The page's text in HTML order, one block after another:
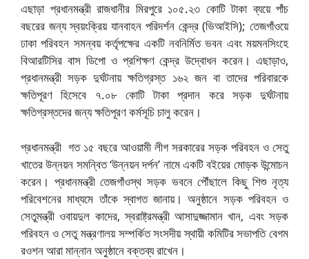
এছাড়া প্রধানমন্ত্রী রাজধানীর মিরপুরে ১০৫.২৩ কোটি টাকা ব্যয়ে পাঁচ
বছরের জন্য স্বয়ংক্রিয় যানবাহন পরিদর্শন কেন্দ্র (ভিআইসি); তেজগাঁওয়ে
ঢাকা পরিবহন সমন্বয় কর্তৃপক্ষের একটি নবনির্মিত ভবন এবং ময়মনসিংহে
বিআরটিসির বাস ডিপো ও প্রশিক্ষণ কেন্দ্র উদ্বোধন করেন। এছাড়াও,
প্রধানমন্ত্রী সড়ক দুর্ঘটনায় ক্ষতিগ্রস্ত ১৬২ জন বা তাদের পরিবারকে
ক্ষতিপূরণ হিসেবে ৭.০৮ কোটি টাকা প্রদান করে সড়ক দুর্ঘটনায়
ক্ষতিগ্রস্তদের জন্য ক্ষতিপূরণ কর্মসূচি চালু করেন।
প্রধানমন্ত্রী গত ১৫ বছরে আওয়ামী লীগ সরকারের সড়ক পরিবহন ও সেতু
খাতের উন্নয়ন সমন্বিত ‘উন্নয়ন দর্পন’ নামে একটি বইয়ের মোড়ক উন্মোচন
করেন। প্রধানমন্ত্রী তেজগাঁওস্থ সড়ক ভবনে পৌঁছালে কিছু শিশু নৃত্য
পরিবেশনের মাধ্যমে তাঁকে স্বাগত জানায়। অনুষ্ঠানে সড়ক পরিবহন ও
সেতুমন্ত্রী ওবায়দুল কাদের, স্বরাষ্ট্রমন্ত্রী আসাদুজ্জামান খান, এবং সড়ক
পরিবহন ও সেতু মন্ত্রণালয় সম্পর্কিত সংসদীয় স্থায়ী কমিটির সভাপতি বেগম
রওশন আরা মান্নান অনুষ্ঠানে বক্তব্য রাখেন।